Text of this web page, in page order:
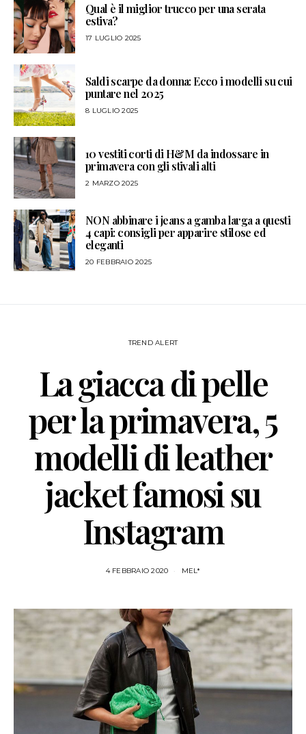
Qual è il miglior trucco per una serata
estiva?
17 LUGLIO 2025
Saldi scarpe da donna: Ecco i modelli su cui
puntare nel 2025
8 LUGLIO 2025
10 vestiti corti di H&M da indossare in
primavera con gli stivali alti
2 MARZO 2025
NON abbinare i jeans a gamba larga a questi
4 capi: consigli per apparire stilose ed
eleganti
20 FEBBRAIO 2025
TREND ALERT
La giacca di pelle
per la primavera, 5
modelli di leather
jacket famosi su
Instagram
4 FEBBRAIO 2020 MEL*